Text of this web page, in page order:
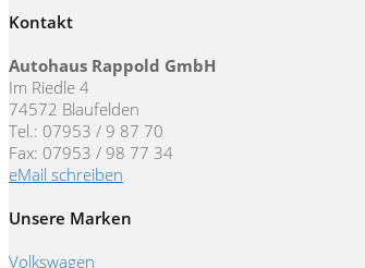
Kontakt
Autohaus Rappold GmbH
Im Riedle 4
74572 Blaufelden
Tel.: 07953 / 9 87 70
Fax: 07953 / 98 77 34
eMail schreiben
Unsere Marken
Volkswagen